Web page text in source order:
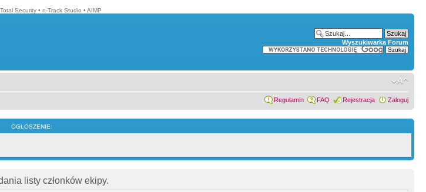
Security • n-Track Studio • AIMP
Wyszukiwarka Forum
Regulamin FAQ Rejestracja Zaloguj
OGŁOSZENIE:
listy członków ekipy.